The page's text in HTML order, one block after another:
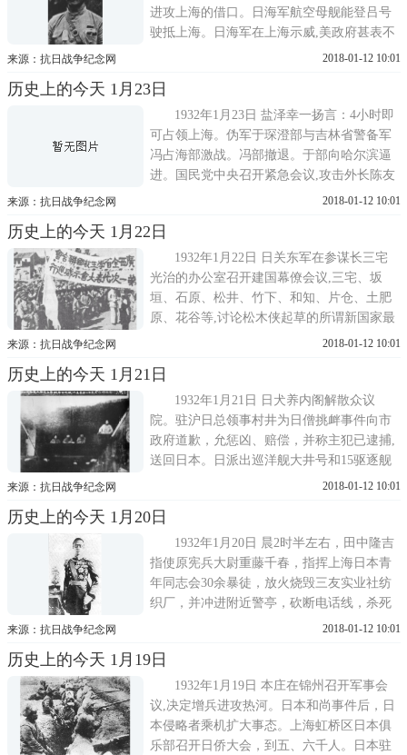
进攻上海的借口。日海军航空母舰能登吕号
驶抵上海。日海军在上海示威,美政府甚表不
安。蒋介石指使浙江省主席张静江、劝说蔡
如不善于应付,大有一触即发之势。望你体念
中央的意旨，最好撤退到后方南翔一带，以
免与日军冲突。……倘能撤...
来源：抗日战争纪念网 2018-01-12 10:01
历史上的今天 1月23日
1932年1月23日 盐泽幸一扬言：4小时即
可占领上海。伪军于琛澄部与吉林省警备军
冯占海部激战。冯部撤退。于部向哈尔滨逼
进。国民党中央召开紧急会议,攻击外长陈友
仁和平绝交的对日外交政策，责难孙科政
海部队营长以上干部紧急军事会议,讨论了一
切必|要的应变措施。下午，向各部下达了密
令。密令所属第60师师长沈光...
来源：抗日战争纪念网 2018-01-12 10:01
历史上的今天 1月22日
1932年1月22日 日关东军在参谋长三宅
光治的办公室召开建国幕僚会议,三宅、坂
垣、石原、松井、竹下、和知、片仓、土肥
原、花谷等,讨论松木侠起草的所谓新国家最
高机关的问题、人权保护条例、交换备忘录
舰队司令官兼驻沪特别陆战队司令官盐泽幸
一少将为日本和尚案，要求上海市政府解散
抗日团体,取缔抗日运动，声称...
来源：抗日战争纪念网 2018-01-12 10:01
历史上的今天 1月21日
1932年1月21日 日犬养内阁解散众议
院。驻沪日总领事村井为日僧挑衅事件向市
政府道歉，允惩凶、赔偿，并称主犯已逮捕,
送回日本。日派出巡洋舰大井号和15驱逐舰
队到上海。蒋介石、汪精卫在帝国主义撮合
提出当前中国将整个的被日本军阀摧残吞并
之时,为民族生存计，为中山主义计，政府必
须抱与民更始之决心，另辟和平...
来源：抗日战争纪念网 2018-01-12 10:01
历史上的今天 1月20日
1932年1月20日 晨2时半左右，田中隆吉
指使原宪兵大尉重藤千春，指挥上海日本青
年同志会30余暴徒，放火烧毁三友实业社纺
织厂，并冲进附近警亭，砍断电话线，杀死
中国警员田润生，刺伤陈胜德、朱伍兰2人。
行居留民大会，会后持木棒游行，捣毁电
车、公共汽车及北四川路中国商店多家。外
交部抗议日军阻碍北宁路交通。...
来源：抗日战争纪念网 2018-01-12 10:01
历史上的今天 1月19日
1932年1月19日 本庄在锦州召开军事会
议,决定增兵进攻热河。日本和尚事件后，日
本侵略者乘机扩大事态。上海虹桥区日本俱
乐部召开日侨大会，到五、六千人。日本驻